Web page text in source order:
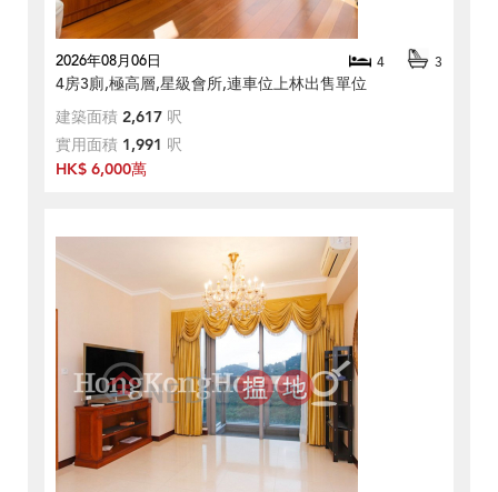
2026年08月06日 4 3
4房3廁,極高層,星級會所,連車位上林出售單位
建築面積 2,617 呎
實用面積 1,991 呎
HK$ 6,000萬